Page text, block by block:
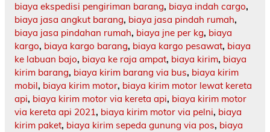
biaya ekspedisi pengiriman barang, biaya indah cargo,
biaya jasa angkut barang, biaya jasa pindah rumah,
biaya jasa pindahan rumah, biaya jne per kg, biaya
kargo, biaya kargo barang, biaya kargo pesawat, biaya
ke labuan bajo, biaya ke raja ampat, biaya kirim, biaya
kirim barang, biaya kirim barang via bus, biaya kirim
mobil, biaya kirim motor, biaya kirim motor lewat kereta
api, biaya kirim motor via kereta api, biaya kirim motor
via kereta api 2021, biaya kirim motor via pelni, biaya
kirim paket, biaya kirim sepeda gunung via pos, biaya